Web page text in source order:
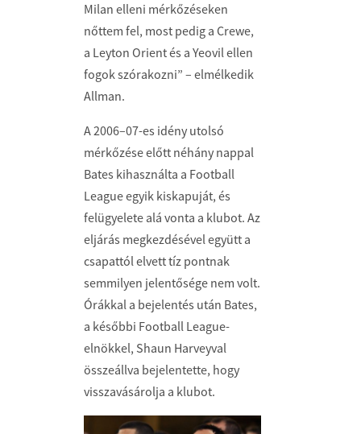
Milan elleni mérkőzéseken
nőttem fel, most pedig a Crewe,
a Leyton Orient és a Yeovil ellen
fogok szórakozni” – elmélkedik
Allman.
A 2006–07-es idény utolsó
mérkőzése előtt néhány nappal
Bates kihasználta a Football
League egyik kiskapuját, és
felügyelete alá vonta a klubot. Az
eljárás megkezdésével együtt a
csapattól elvett tíz pontnak
semmilyen jelentősége nem volt.
Órákkal a bejelentés után Bates,
a későbbi Football League-
elnökkel, Shaun Harveyval
összeállva bejelentette, hogy
visszavásárolja a klubot.